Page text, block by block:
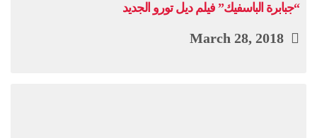
“جبابرة الباسفيك” فيلم ديل تورو الجديد